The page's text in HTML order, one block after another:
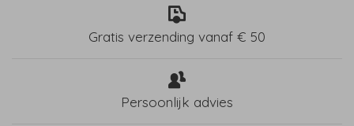
Gratis verzending vanaf € 50
Persoonlijk advies